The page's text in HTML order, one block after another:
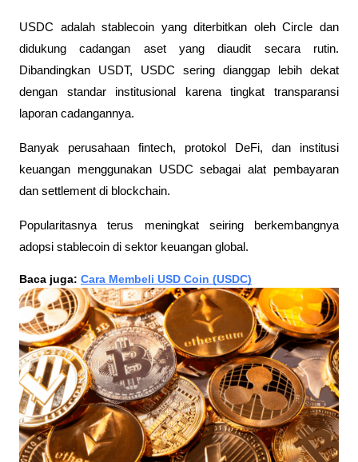
USDC adalah stablecoin yang diterbitkan oleh Circle dan
didukung cadangan aset yang diaudit secara rutin.
Dibandingkan USDT, USDC sering dianggap lebih dekat
dengan standar institusional karena tingkat transparansi
laporan cadangannya.
Banyak perusahaan fintech, protokol DeFi, dan institusi
keuangan menggunakan USDC sebagai alat pembayaran
dan settlement di blockchain.
Popularitasnya terus meningkat seiring berkembangnya
adopsi stablecoin di sektor keuangan global.
Baca juga: Cara Membeli USD Coin (USDC)